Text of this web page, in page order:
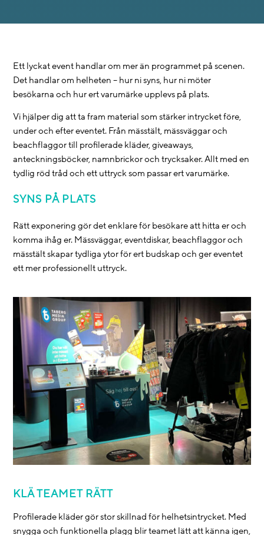
Ett lyckat event handlar om mer än programmet på scenen.
Det handlar om helheten – hur ni syns, hur ni möter
besökarna och hur ert varumärke upplevs på plats.
Vi hjälper dig att ta fram material som stärker intrycket före,
under och efter eventet. Från mässtält, mässväggar och
beachflaggor till profilerade kläder, giveaways,
anteckningsböcker, namnbrickor och trycksaker. Allt med en
tydlig röd tråd och ett uttryck som passar ert varumärke.
SYNS PÅ PLATS
Rätt exponering gör det enklare för besökare att hitta er och
komma ihåg er. Mässväggar, eventdiskar, beachflaggor och
mässtält skapar tydliga ytor för ert budskap och ger eventet
ett mer professionellt uttryck.
KLÄ TEAMET RÄTT
Profilerade kläder gör stor skillnad för helhetsintrycket. Med
snygga och funktionella plagg blir teamet lätt att känna igen,